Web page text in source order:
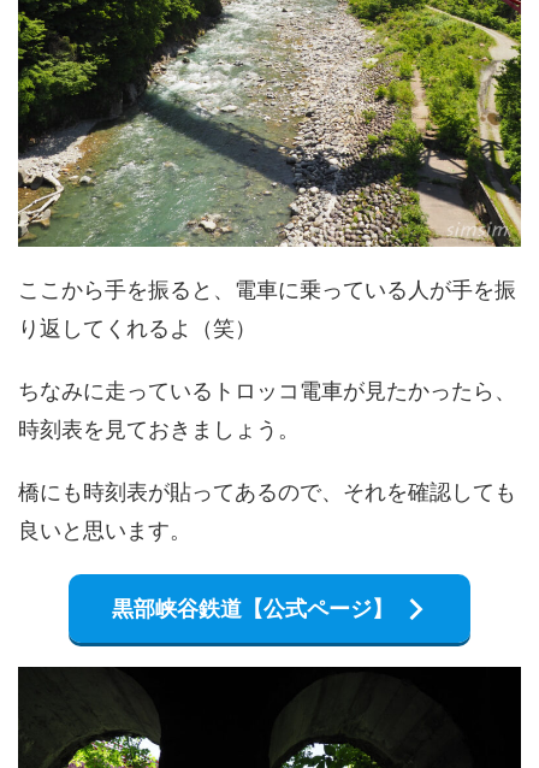
ここから手を振ると、電車に乗っている人が手を振
り返してくれるよ（笑）
ちなみに走っているトロッコ電車が見たかったら、
時刻表を見ておきましょう。
橋にも時刻表が貼ってあるので、それを確認しても
良いと思います。
黒部峡谷鉄道【公式ページ】